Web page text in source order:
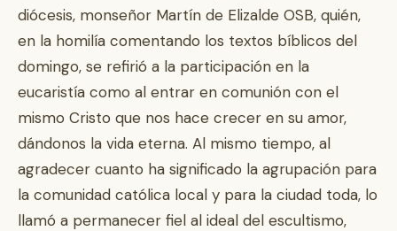
diócesis, monseñor Martín de Elizalde OSB, quién,
en la homilía comentando los textos bíblicos del
domingo, se refirió a la participación en la
eucaristía como al entrar en comunión con el
mismo Cristo que nos hace crecer en su amor,
dándonos la vida eterna. Al mismo tiempo, al
agradecer cuanto ha significado la agrupación para
la comunidad católica local y para la ciudad toda, lo
llamó a permanecer fiel al ideal del escultismo,